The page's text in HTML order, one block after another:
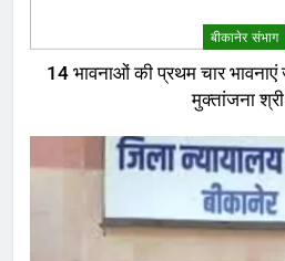
बीकानेर संभाग
14 भावनाओं की प्रथम चार भावनाएं
मुक्तांजना